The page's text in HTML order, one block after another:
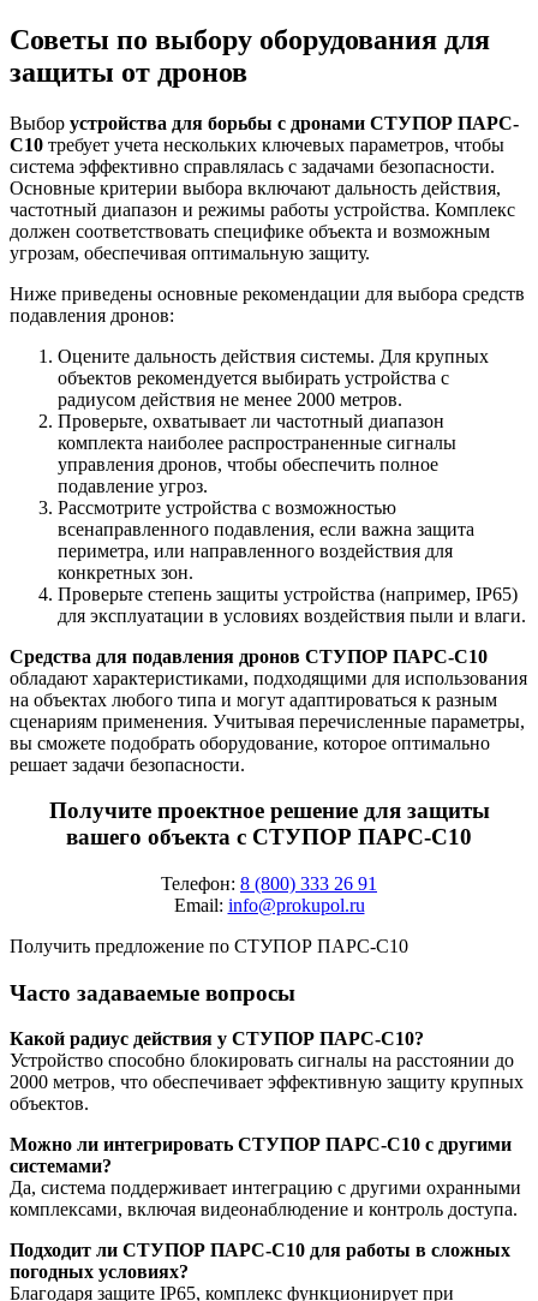
Советы по выбору оборудования для
защиты от дронов
Выбор устройства для борьбы с дронами СТУПОР ПАРС-
С10 требует учета нескольких ключевых параметров, чтобы
система эффективно справлялась с задачами безопасности.
Основные критерии выбора включают дальность действия,
частотный диапазон и режимы работы устройства. Комплекс
должен соответствовать специфике объекта и возможным
угрозам, обеспечивая оптимальную защиту.
Ниже приведены основные рекомендации для выбора средств
подавления дронов:
Оцените дальность действия системы. Для крупных
объектов рекомендуется выбирать устройства с
радиусом действия не менее 2000 метров.
Проверьте, охватывает ли частотный диапазон
комплекта наиболее распространенные сигналы
управления дронов, чтобы обеспечить полное
подавление угроз.
Рассмотрите устройства с возможностью
всенаправленного подавления, если важна защита
периметра, или направленного воздействия для
конкретных зон.
Проверьте степень защиты устройства (например, IP65)
для эксплуатации в условиях воздействия пыли и влаги.
Средства для подавления дронов СТУПОР ПАРС-С10
обладают характеристиками, подходящими для использования
на объектах любого типа и могут адаптироваться к разным
сценариям применения. Учитывая перечисленные параметры,
вы сможете подобрать оборудование, которое оптимально
решает задачи безопасности.
Получите проектное решение для защиты
вашего объекта с СТУПОР ПАРС-С10
Телефон: 8 (800) 333 26 91
Email: info@prokupol.ru
Получить предложение по СТУПОР ПАРС-С10
Часто задаваемые вопросы
Какой радиус действия у СТУПОР ПАРС-С10?
Устройство способно блокировать сигналы на расстоянии до
2000 метров, что обеспечивает эффективную защиту крупных
объектов.
Можно ли интегрировать СТУПОР ПАРС-С10 с другими
системами?
Да, система поддерживает интеграцию с другими охранными
комплексами, включая видеонаблюдение и контроль доступа.
Подходит ли СТУПОР ПАРС-С10 для работы в сложных
погодных условиях?
Благодаря защите IP65, комплекс функционирует при